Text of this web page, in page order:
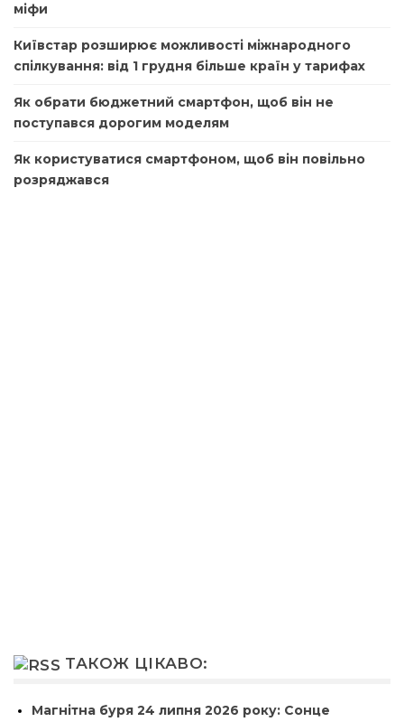
міфи
Київстар розширює можливості міжнародного
спілкування: від 1 грудня більше країн у тарифах
Як обрати бюджетний смартфон, щоб він не
поступався дорогим моделям
Як користуватися смартфоном, щоб він повільно
розряджався
ТАКОЖ ЦІКАВО:
Магнітна буря 24 липня 2026 року: Сонце